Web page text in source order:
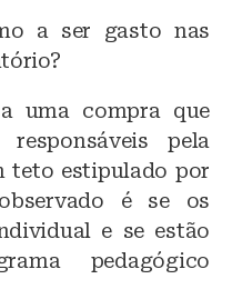
a ser gasto nas
uma compra que
pela
teto estipulado por
é se os
e se estão
pedagógico